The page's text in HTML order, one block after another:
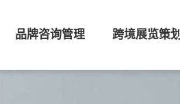
品牌咨询管理 跨境展览策划